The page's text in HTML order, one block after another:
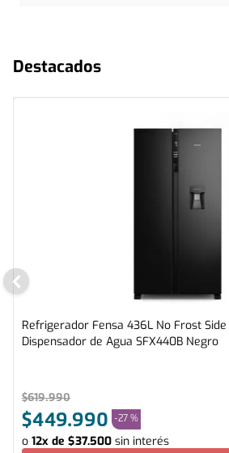
Destacados
Refrigerador Fensa 436L No Frost
Dispensador de Agua SFX440B Negro
$619.990
$449.990 -27 %
o 12x de $37.500 sin interés